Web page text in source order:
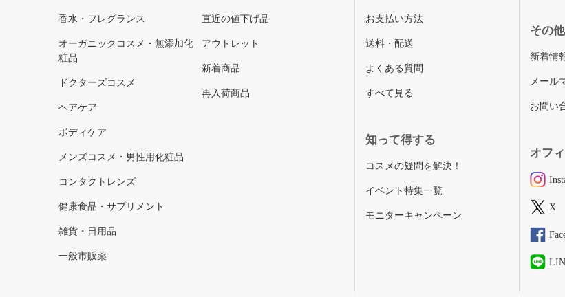
香水・フレグランス
オーガニックコスメ・無添加化
粧品
ドクターズコスメ
ヘアケア
ボディケア
メンズコスメ・男性用化粧品
コンタクトレンズ
健康食品・サプリメント
雑貨・日用品
一般市販薬
直近の値下げ品
アウトレット
新着商品
再入荷商品
お支払い方法
送料・配送
よくある質問
すべて見る
知って得する
コスメの疑問を解決！
イベント特集一覧
モニターキャンペーン
その他
新着情
メール
お問い
オフ
X